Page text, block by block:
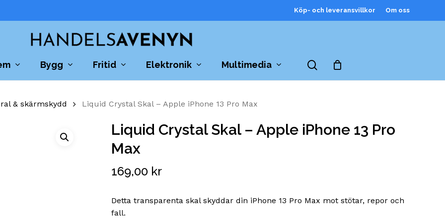
Köp- och leveransvillkor Om oss
Bygg Fritid Elektronik Multimedia search
Cart Close
& skärmskydd Liquid Crystal Skal – Apple iPhone 13 Pro Max
Liquid Crystal Skal – Apple iPhone 13 Pro
Max
169,00 kr
Detta transparenta skal skyddar din iPhone 13 Pro Max mot stötar, repor och
fall.